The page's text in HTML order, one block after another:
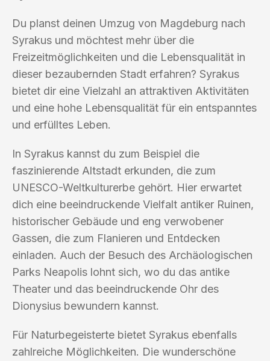
Du planst deinen Umzug von Magdeburg nach
Syrakus und möchtest mehr über die
Freizeitmöglichkeiten und die Lebensqualität in
dieser bezaubernden Stadt erfahren? Syrakus
bietet dir eine Vielzahl an attraktiven Aktivitäten
und eine hohe Lebensqualität für ein entspanntes
und erfülltes Leben.
In Syrakus kannst du zum Beispiel die
faszinierende Altstadt erkunden, die zum
UNESCO-Weltkulturerbe gehört. Hier erwartet
dich eine beeindruckende Vielfalt antiker Ruinen,
historischer Gebäude und eng verwobener
Gassen, die zum Flanieren und Entdecken
einladen. Auch der Besuch des Archäologischen
Parks Neapolis lohnt sich, wo du das antike
Theater und das beeindruckende Ohr des
Dionysius bewundern kannst.
Für Naturbegeisterte bietet Syrakus ebenfalls
zahlreiche Möglichkeiten. Die wunderschöne